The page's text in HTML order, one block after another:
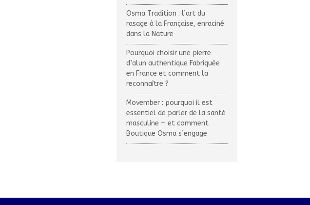
Osma Tradition : l’art du
rasage à la Française, enraciné
dans la Nature
Pourquoi choisir une pierre
d’alun authentique Fabriquée
en France et comment la
reconnaître ?
Movember : pourquoi il est
essentiel de parler de la santé
masculine — et comment
Boutique Osma s’engage